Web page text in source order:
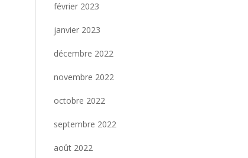
février 2023
janvier 2023
décembre 2022
novembre 2022
octobre 2022
septembre 2022
août 2022